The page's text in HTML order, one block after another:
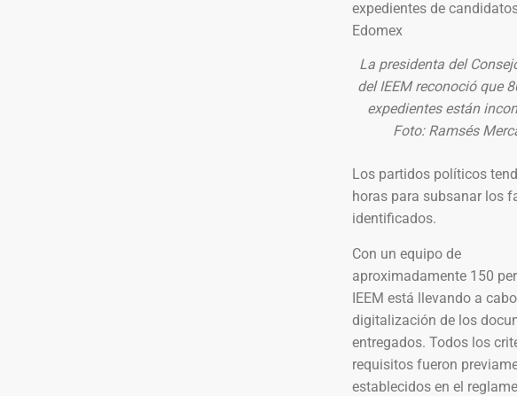
La presidenta del
del IEEM reconoció que
expedientes están
Foto: Ramsés
Los partidos políticos
horas para subsanar los
identificados.
Con un equipo de
aproximadamente 150
IEEM está llevando a
digitalización de los
entregados. Todos los
requisitos fueron
establecidos en el